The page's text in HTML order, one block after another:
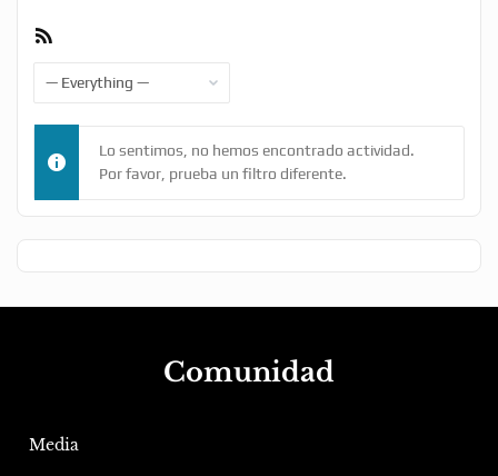
Lo sentimos, no hemos encontrado actividad.
Por favor, prueba un filtro diferente.
Comunidad
Media